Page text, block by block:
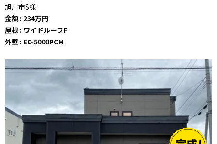
旭川市S様
金額 : 234万円
屋根 : ワイドルーフF
外壁 : EC-5000PCM